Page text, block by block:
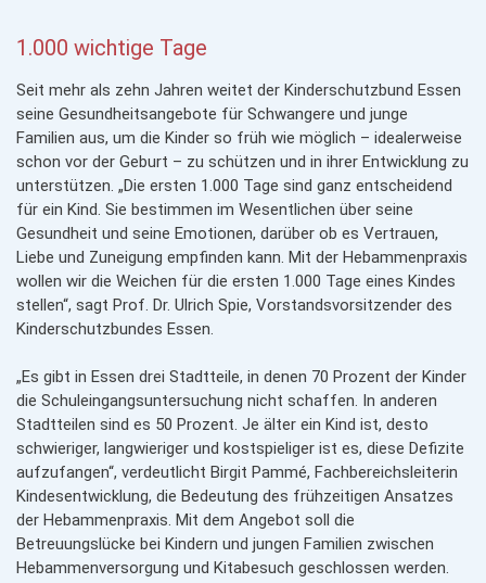
1.000 wichtige Tage
Seit mehr als zehn Jahren weitet der Kinderschutzbund Essen
seine Gesund­heitsangebote für Schwangere und junge
Familien aus, um die Kinder so früh wie möglich – idealerweise
schon vor der Geburt – zu schützen und in ihrer Entwicklung zu
unterstützen. „Die ersten 1.000 Tage sind ganz entscheidend
für ein Kind. Sie bestimmen im Wesentlichen über seine
Gesundheit und seine Emotionen, darüber ob es Vertrauen,
Liebe und Zuneigung empfinden kann. Mit der Hebammenpraxis
wollen wir die Weichen für die ersten 1.000 Tage eines Kindes
stellen“, sagt Prof. Dr. Ulrich Spie, Vorstandsvorsitzender des
Kinderschutzbundes Essen.
„Es gibt in Essen drei Stadtteile, in denen 70 Prozent der Kinder
die Schuleingangsuntersuchung nicht schaffen. In anderen
Stadtteilen sind es 50 Prozent. Je älter ein Kind ist, desto
schwieriger, langwieriger und kostspieliger ist es, diese Defizite
aufzufangen“, verdeutlicht Birgit Pammé, Fachbereichsleiterin
Kindesentwicklung, die Bedeutung des frühzeitigen Ansatzes
der Hebammenpraxis. Mit dem Angebot soll die
Betreuungslücke bei Kindern und jungen Familien zwischen
Hebammenversorgung und Kitabesuch geschlossen werden.